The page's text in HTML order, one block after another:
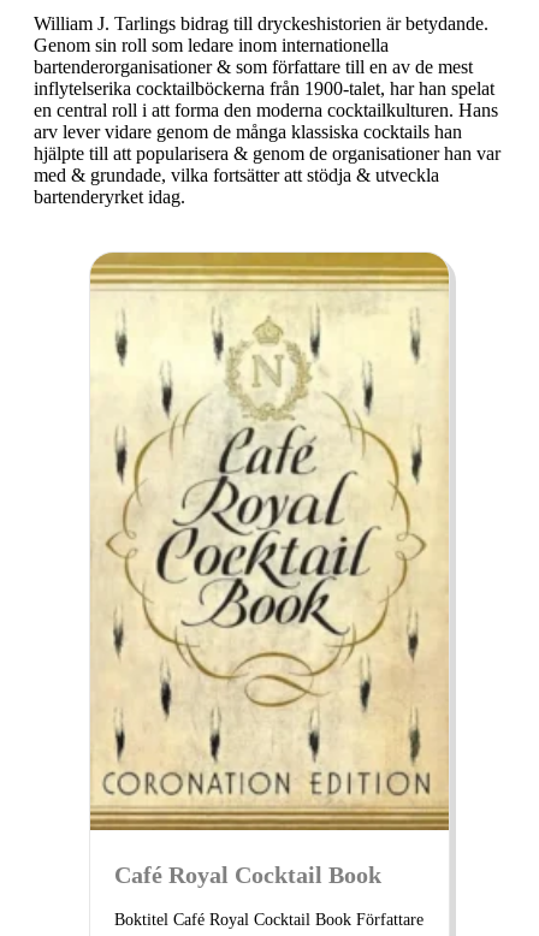
William J. Tarlings bidrag till dryckeshistorien är betydande.
Genom sin roll som ledare inom internationella
bartenderorganisationer & som författare till en av de mest
inflytelserika cocktailböckerna från 1900-talet, har han spelat
en central roll i att forma den moderna cocktailkulturen. Hans
arv lever vidare genom de många klassiska cocktails han
hjälpte till att popularisera & genom de organisationer han var
med & grundade, vilka fortsätter att stödja & utveckla
bartenderyrket idag.
Café Royal Cocktail Book
Boktitel Café Royal Cocktail Book Författare